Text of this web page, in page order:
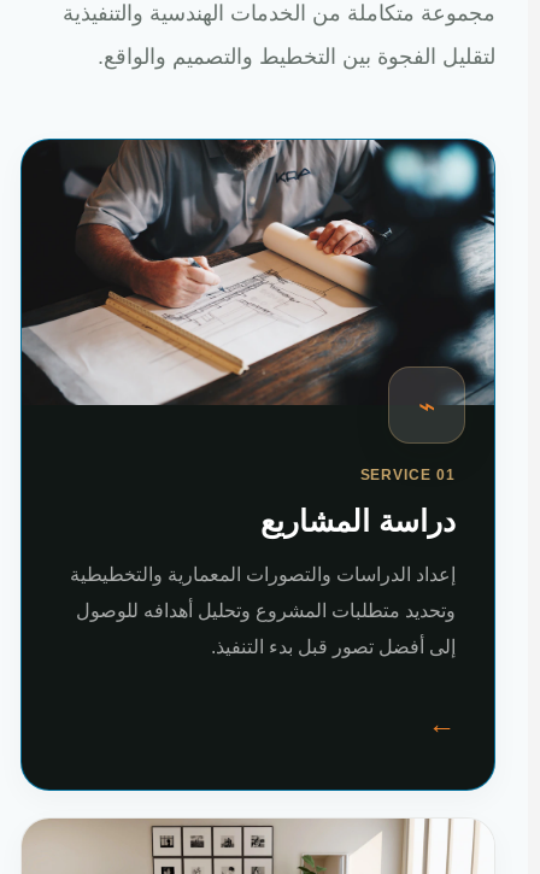
مجموعة متكاملة من الخدمات الهندسية والتنفيذية
لتقليل الفجوة بين التخطيط والتصميم والواقع.
⌁
SERVICE 01
دراسة المشاريع
إعداد الدراسات والتصورات المعمارية والتخطيطية
وتحديد متطلبات المشروع وتحليل أهدافه للوصول
إلى أفضل تصور قبل بدء التنفيذ.
←